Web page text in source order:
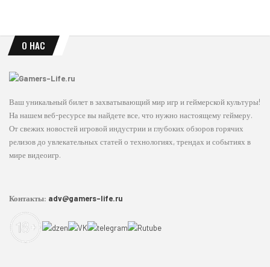
О НАС
Ваш уникальный билет в захватывающий мир игр и геймерской культуры!
На нашем веб-ресурсе вы найдете все, что нужно настоящему геймеру.
От свежих новостей игровой индустрии и глубоких обзоров горячих
релизов до увлекательных статей о технологиях, трендах и событиях в
мире видеоигр.
Контакты: adv@gamers-life.ru